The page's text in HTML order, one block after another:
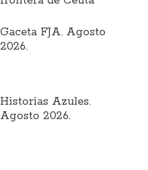
Gaceta FJA. Agosto
2026.
Historias Azules.
Agosto 2026.